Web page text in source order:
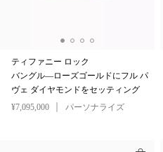
ティファニー ロック
バングル—ローズゴールドにフル パ
ヴェ ダイヤモンドをセッティング
¥7,095,000
パーソナライズ